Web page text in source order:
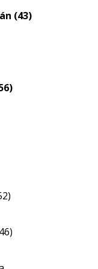
eloszlás
(43)